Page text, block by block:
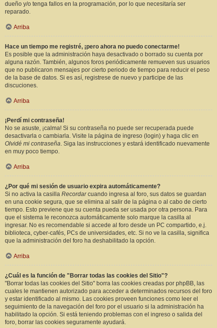
dueño y/o tenga fallos en la programación, por lo que necesitaría ser
reparado.
Arriba
Hace un tiempo me registré, ¡pero ahora no puedo conectarme!
Es posible que la administración haya desactivado o borrado su cuenta por
alguna razón. También, algunos foros periódicamente remueven sus usuarios
que no publicaron mensajes por cierto periodo de tiempo para reducir el peso
de la base de datos. Si es así, registrese de nuevo y participe de las
discuciones.
Arriba
¡Perdí mi contraseña!
No se asuste, ¡calma! Si su contraseña no puede ser recuperada puede
desactivarla o cambiarla. Visite la página de ingreso (login) y haga clic en
Olvidé mi contraseña. Siga las instrucciones y estará identificado nuevamente
en muy poco tiempo.
Arriba
¿Por qué mi sesión de usuario expira automáticamente?
Si no activa la casilla Recordarcuando ingresa al foro, sus datos se guardan
en una cookie segura, que se elimina al salir de la página o al cabo de cierto
tiempo. Esto previene que su cuenta pueda ser usada por otra persona. Para
que el sistema le reconozca automáticamente solo marque la casilla al
ingresar. No es recomendable si accede al foro desde un PC compartido, e.j.
biblioteca, cyber-cafés, PCs de universidades, etc. Si no ve la casilla, significa
que la administración del foro ha deshabilitado la opción.
Arriba
¿Cuál es la función de "Borrar todas las cookies del Sitio"?
"Borrar todas las cookies del Sitio" borra las cookies creadas por phpBB, las
cuales le mantienen autorizado para acceder a determinados recursos del foro
y estar identificado al mismo. Las cookies proveen funciones como leer el
seguimiento de la navegación del foro por el usuario si la administración ha
habilitado la opción. Si está teniendo problemas con el ingreso o salida del
foro, borrar las cookies seguramente ayudará.